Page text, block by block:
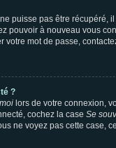
puisse pas être
pouvoir à nouveau vous
mot de passe,
?
lors de votre connexion,
cochez la case Se
ne voyez pas cette case,